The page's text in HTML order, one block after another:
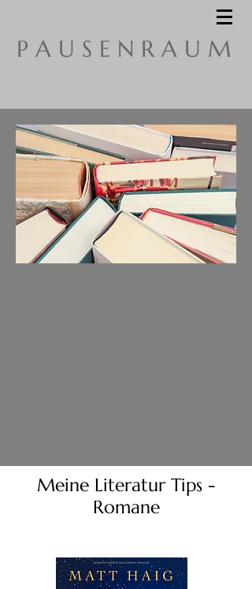
P A U S E N R A U M
Meine Literatur Tips -
Romane